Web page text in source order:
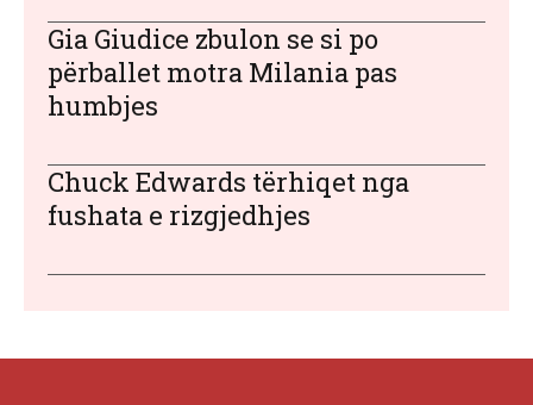
Gia Giudice zbulon se si po
përballet motra Milania pas
humbjes
Chuck Edwards tërhiqet nga
fushata e rizgjedhjes